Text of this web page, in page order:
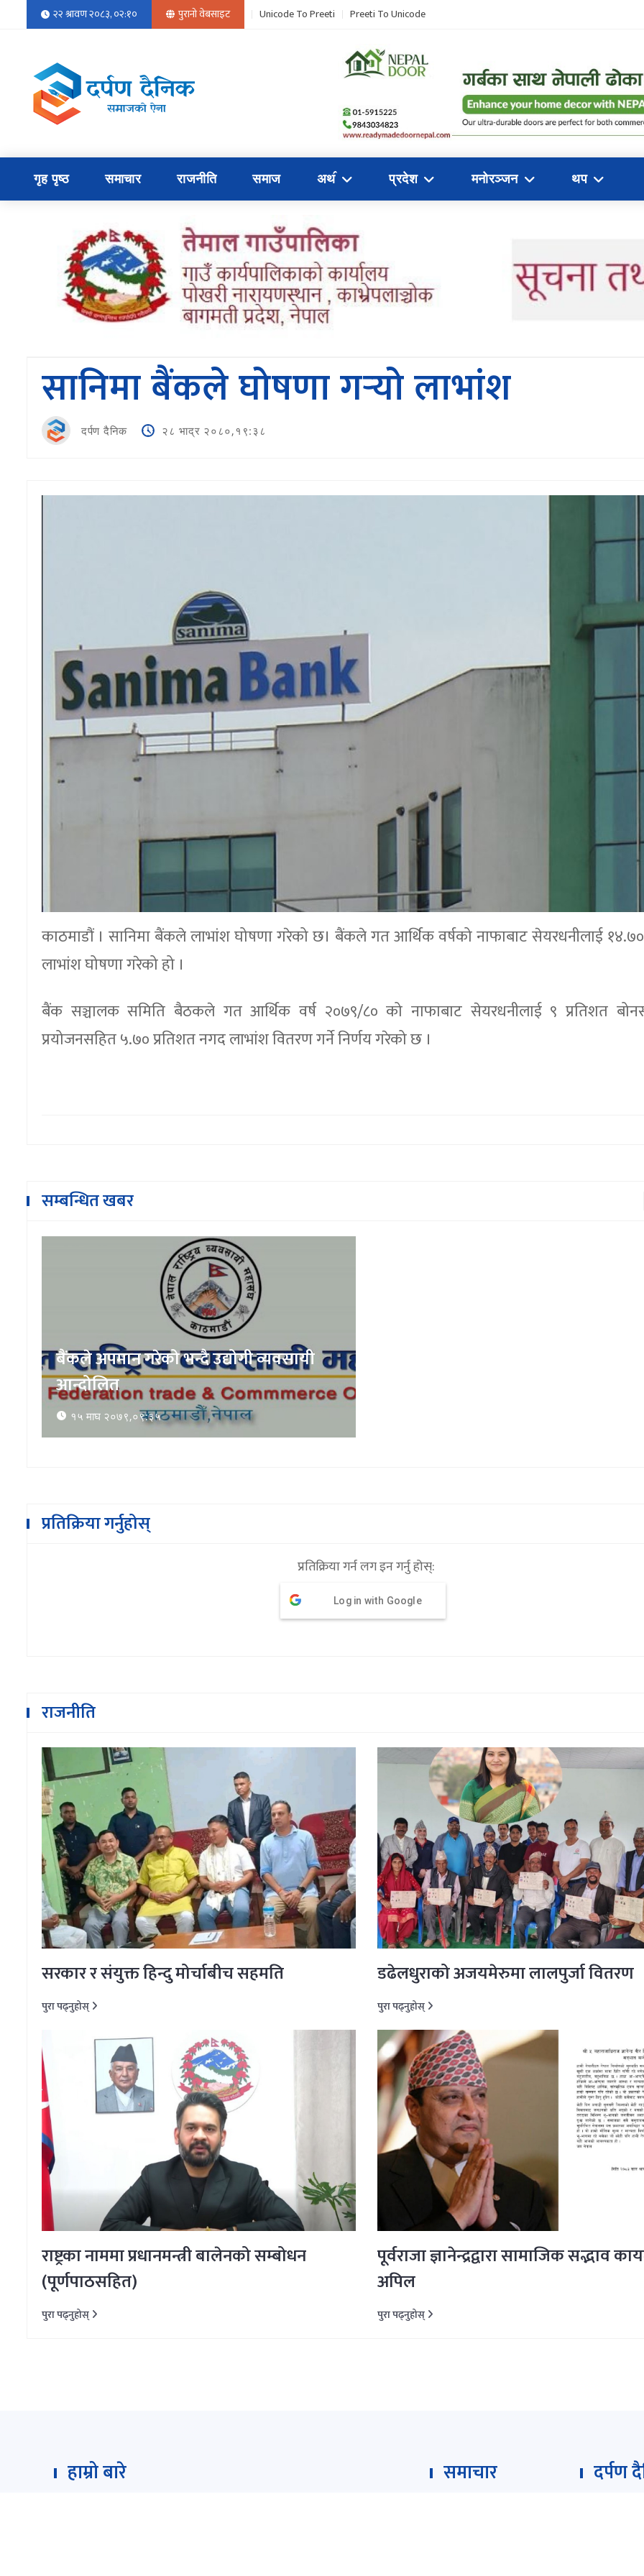
२२ श्रावण २०८३, ०२:१० पुरानो वेबसाइट Unicode To Preeti Preeti To Unicode
गृह पृष्ठ समाचार राजनीति समाज अथ॔ प्रदेश मनोरञ्जन थप
सानिमा बैंकले घोषणा गर्‍यो लाभांश
दर्पण दैनिक २८ भाद्र २०८०,१९:३८
काठमाडौं । सानिमा बैंकले लाभांश घोषणा गरेको छ। बैंकले गत आर्थिक वर्षको नाफाबाट सेयरधनीलाई
लाभांश घोषणा गरेको हो ।
बैंक सञ्चालक समिति बैठकले गत आर्थिक वर्ष २०७९/८० को नाफाबाट सेयरधनीलाई ९ प्रतिशत
प्रयोजनसहित ५.७० प्रतिशत नगद लाभांश वितरण गर्ने निर्णय गरेको छ ।
सम्बन्धित खबर
बैंकले अपमान गरेको भन्दै उद्योगी व्यवसायी
आन्दोलित
१५ माघ २०७९,०९:३५
प्रतिक्रिया गर्नुहोस्
प्रतिक्रिया गर्न लग इन गर्नु होस्:
Log in with Google
राजनीति
सरकार र संयुक्त हिन्दु मोर्चाबीच सहमति
पुरा पढ्नुहोस्
डढेलधुराको अजयमेरुमा लालपुर्जा वितरण
पुरा पढ्नुहोस्
राष्ट्रका नाममा प्रधानमन्त्री बालेनको सम्बोधन
(पूर्णपाठसहित)
पुरा पढ्नुहोस्
पूर्वराजा ज्ञानेन्द्रद्वारा सामाजिक सद्भाव
अपिल
पुरा पढ्नुहोस्
हाम्रो बारे समाचार दर्पण